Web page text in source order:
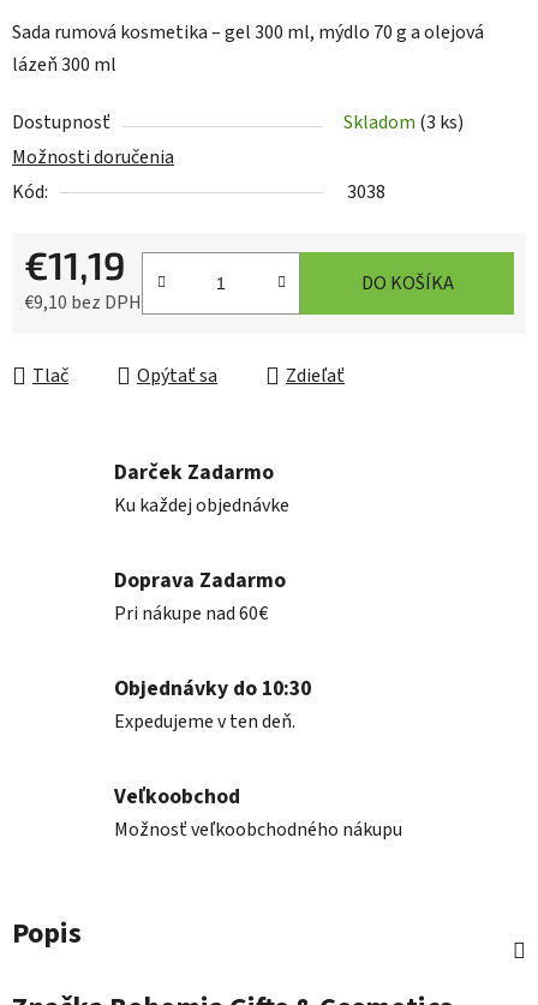
Sada rumová kosmetika – gel 300 ml, mýdlo 70 g a olejová
lázeň 300 ml
Dostupnosť Skladom (3 ks)
Možnosti doručenia
Kód:
3038
€11,19
€9,10 bez DPH
DO KOŠÍKA
Tlač Opýtať sa Zdieľať
Darček Zadarmo
Ku každej objednávke
Doprava Zadarmo
Pri nákupe nad 60€
Objednávky do 10:30
Expedujeme v ten deň.
Veľkoobchod
Možnosť veľkoobchodného nákupu
Popis